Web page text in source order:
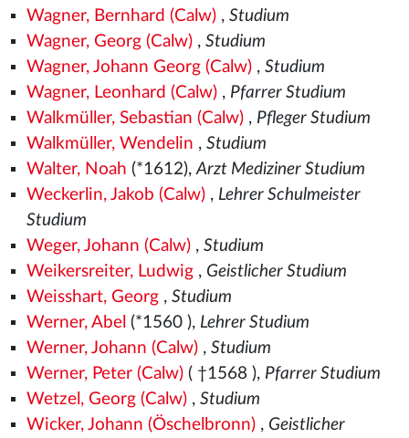
Wagner, Bernhard (Calw), Studium
Wagner, Georg (Calw), Studium
Wagner, Johann Georg (Calw), Studium
Wagner, Leonhard (Calw), Pfarrer Studium
Walkmüller, Sebastian (Calw), Pfleger Studium
Walkmüller, Wendelin , Studium
Walter, Noah (*1612),Arzt Mediziner Studium
Weckerlin, Jakob (Calw), Lehrer Schulmeister
Studium
Weger, Johann (Calw), Studium
Weikersreiter, Ludwig, Geistlicher Studium
Weisshart, Georg, Studium
Werner, Abel (*1560 ), Lehrer Studium
Werner, Johann (Calw), Studium
Werner, Peter (Calw)( †1568 ), Pfarrer Studium
Wetzel, Georg (Calw), Studium
Wicker, Johann (Öschelbronn), Geistlicher